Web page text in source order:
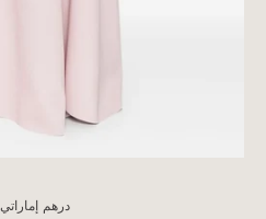
6,136.00 درهم إماراتي